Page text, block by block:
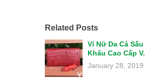
Related Posts
Ví Nữ Da Cá
Khẩu Cao Cấp
January 28, 2019